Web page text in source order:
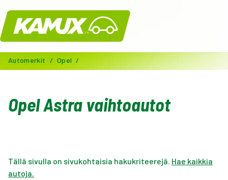
Kamux
Automerkit / Opel /
Opel Astra vaihtoautot
Tällä sivulla on sivukohtaisia hakukriteerejä. Hae kaikkia
autoja.